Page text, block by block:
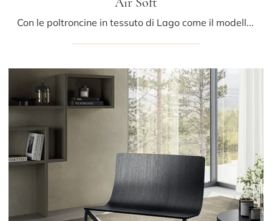
Con le poltroncine in tessuto di Lago come il modello Air Soft potrai ultimare il tuo progetto d'arredo.